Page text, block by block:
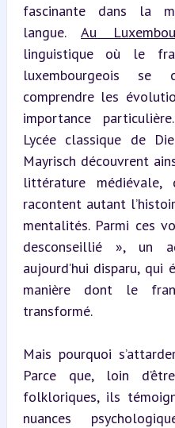
fascinante dans la
langue. Au
linguistique où le
luxembourgeois se
comprendre les
importance
Lycée classique de
Mayrisch découvrent
littérature
racontent autant
mentalités. Parmi ces
desconseillié », un
aujourd’hui disparu, qui
manière dont le
transformé.
Mais pourquoi
Parce que, loin
folkloriques, ils
nuances